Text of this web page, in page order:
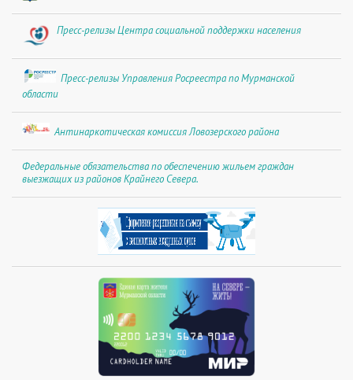
Пресс-релизы Центра социальной поддержки населения
Пресс-релизы Управления Росреестра по Мурманской
области
Антинаркотическая комиссия Ловозерского района
Федеральные обязательства по обеспечению жильем граждан
выезжащих из районов Крайнего Севера.